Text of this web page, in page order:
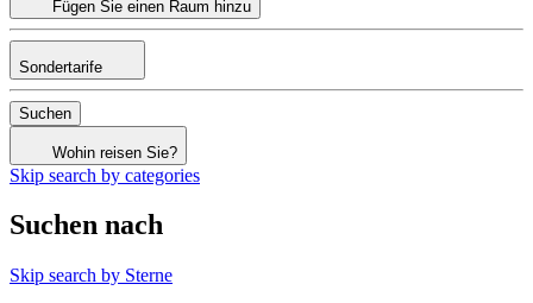
Fügen Sie einen Raum hinzu
Sondertarife
Suchen
Wohin reisen Sie?
Skip search by categories
Suchen nach
Skip search by Sterne